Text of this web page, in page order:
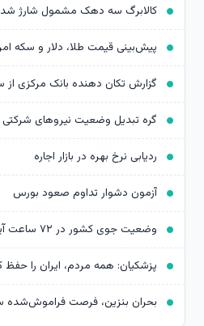
کالابرگ سه دهک مشمول شارژ شد
ردیابی نرخ بهره در بازار اجاره
آزمون دشوار تداوم صعود بورس